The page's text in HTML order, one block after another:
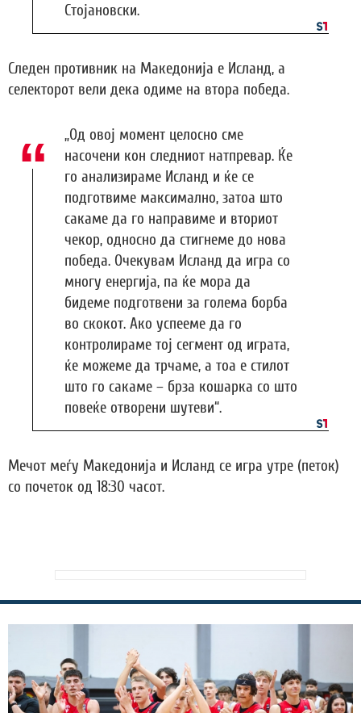
Стојановски.
Следен противник на Македонија е Исланд, а
селекторот вели дека одиме на втора победа.
„Од овој момент целосно сме
насочени кон следниот натпревар. Ќе
го анализираме Исланд и ќе се
подготвиме максимално, затоа што
сакаме да го направиме и вториот
чекор, односно да стигнеме до нова
победа. Очекувам Исланд да игра со
многу енергија, па ќе мора да
бидеме подготвени за голема борба
во скокот. Ако успееме да го
контролираме тој сегмент од играта,
ќе можеме да трчаме, а тоа е стилот
што го сакаме – брза кошарка со што
повеќе отворени шутеви“.
Мечот меѓу Македонија и Исланд се игра утре (петок)
со почеток од 18:30 часот.